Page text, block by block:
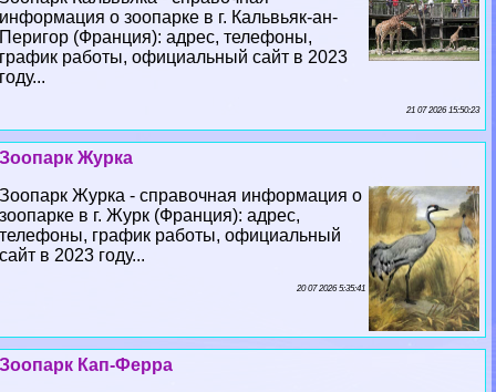
информация о зоопарке в г. Кальвьяк-ан-
Перигор (Франция): адрес, телефоны,
график работы, официальный сайт в 2023
году...
21 07 2026 15:50:23
Зоопарк Журка
Зоопарк Журка - справочная информация о
зоопарке в г. Журк (Франция): адрес,
телефоны, график работы, официальный
сайт в 2023 году...
20 07 2026 5:35:41
Зоопарк Кап-Ферра